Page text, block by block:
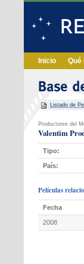
Inicio Qué
Listado de
Productores del
Valentim
Tipo:
País:
Películas
Fecha
2008